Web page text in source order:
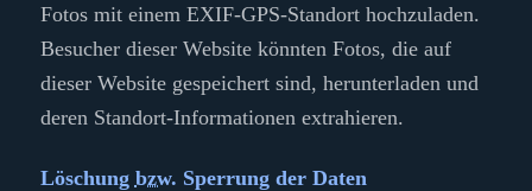
Fotos mit einem EXIF-GPS-Standort hochzuladen.
Besucher dieser Website könnten Fotos, die auf
dieser Website gespeichert sind, herunterladen und
deren Standort-Informationen extrahieren.
Löschung bzw. Sperrung der Daten